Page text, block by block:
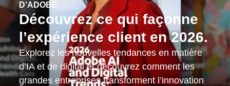
D’ADOBE
Découvrez ce qui façonne
l’expérience client en 2026.
Explorez les nouvelles tendances en matière
d’IA et de digital et découvrez comment les
grandes entreprises transforment l’innovation